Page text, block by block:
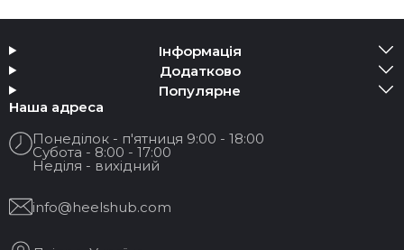
Інформація
Додатково
Популярне
Наша адреса
Понеділок - п'ятниця 9:00 - 18:00
Субота - 8:00 - 17:00
Неділя - вихідний
info@heelshub.com